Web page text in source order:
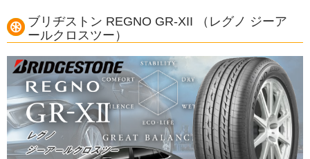
ブリヂストン REGNO GR-XII （レグノ ジーア
ールクロスツー）